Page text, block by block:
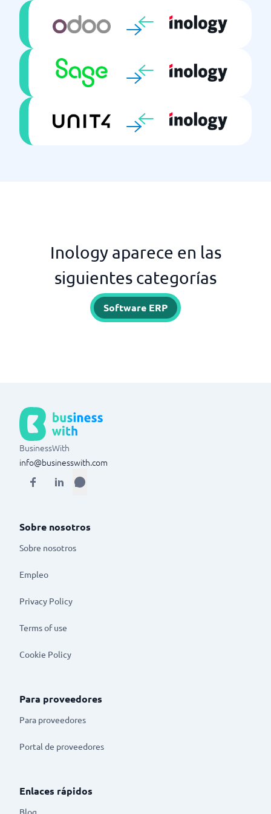
Inology aparece en las
siguientes categorías
Software ERP
BusinessWith
info@businesswith.com
Sobre nosotros
Sobre nosotros
Empleo
Privacy Policy
Terms of use
Cookie Policy
Para proveedores
Para proveedores
Portal de proveedores
Enlaces rápidos
Blog